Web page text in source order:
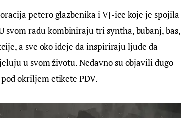
petero glazbenika i VJ-ice koje je spojila
svom radu kombiniraju tri syntha, bubanj, bas,
a sve oko ideje da inspiriraju ljude da
u svom životu. Nedavno su objavili dugo
okriljem etikete PDV.